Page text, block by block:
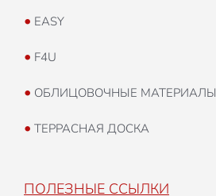
• EASY
• F4U
• ОБЛИЦОВОЧНЫЕ МАТЕРИАЛЫ
• ТЕРРАСНАЯ ДОСКА
ПОЛЕЗНЫЕ ССЫЛКИ